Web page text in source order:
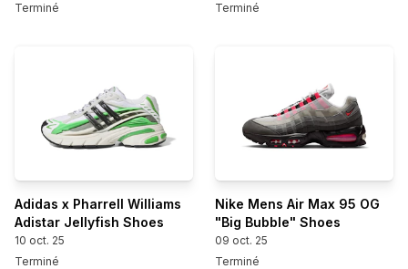
Terminé
Terminé
Adidas x Pharrell Williams
Adistar Jellyfish Shoes
10 oct. 25
Terminé
Nike Mens Air Max 95 OG
"Big Bubble" Shoes
09 oct. 25
Terminé